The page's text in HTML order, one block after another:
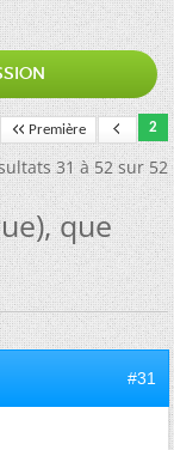
Première 2
31 à 52 sur 52
que
#31